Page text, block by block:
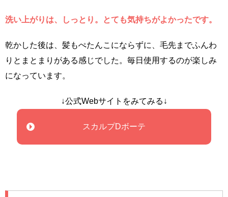
洗い上がりは、しっとり。とても気持ちがよかったです。
乾かした後は、髪もぺたんこにならずに、毛先までふんわ
りとまとまりがある感じでした。毎日使用するのが楽しみ
になっています。
↓公式Webサイトをみてみる↓
スカルプDボーテ